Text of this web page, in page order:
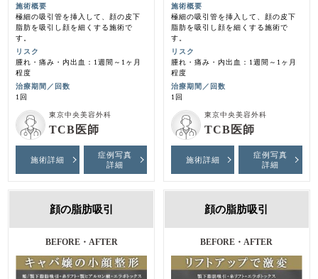
施術概要
極細の吸引管を挿入して、顔の皮下
脂肪を吸引し顔を細くする施術で
す。
リスク
腫れ・痛み・内出血：1週間～1ヶ月
程度
治療期間／回数
1回
東京中央美容外科
TCB医師
施術詳細
症例写真
詳細
施術概要
極細の吸引管を挿入して、顔の皮下
脂肪を吸引し顔を細くする施術で
す。
リスク
腫れ・痛み・内出血：1週間～1ヶ月
程度
治療期間／回数
1回
東京中央美容外科
TCB医師
施術詳細
症例写真
詳細
顔の脂肪吸引
BEFORE・AFTER
施術前・３ヶ月後
顔の脂肪吸引
BEFORE・AFTER
施術前・1ヶ月後